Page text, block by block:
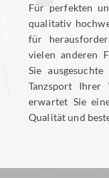
Für perfekten
qualitativ
für
vielen anderen
Sie
Tanzsport Ihrer
erwartet Sie
Qualität und